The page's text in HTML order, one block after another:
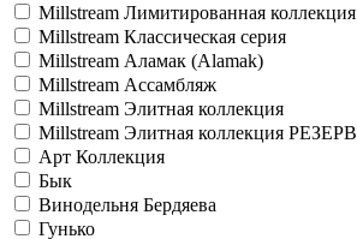
Millstream Лимитированная коллекция
Millstream Классическая серия
Millstream Аламак (Alamak)
Millstream Ассамбляж
Millstream Элитная коллекция
Millstream Элитная коллекция РЕЗЕРВ
Арт Коллекция
Бык
Винодельня Бердяева
Гунько